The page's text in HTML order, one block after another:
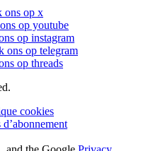
ons op x
op youtube
op instagram
ons op telegram
op threads
cookies